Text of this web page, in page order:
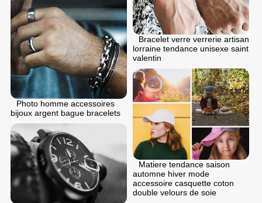
Bracelet verre verrerie artisan
lorraine tendance unisexe saint
valentin
Photo homme accessoires
bijoux argent bague bracelets
Matiere tendance saison
automne hiver mode
accessoire casquette coton
double velours de soie